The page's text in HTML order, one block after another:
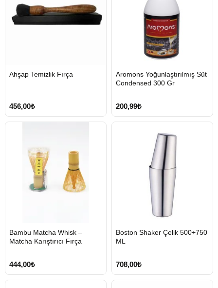
GÖNDERİ
Ahşap Temizlik Fırça
456,00₺
GÖNDERİ
Aromons Yoğunlaştırılmış Süt
Condensed 300 Gr
200,99₺
GÖNDERİ
Bambu Matcha Whisk –
Matcha Karıştırıcı Fırça
444,00₺
GÖNDERİ
Boston Shaker Çelik 500+750
ML
708,00₺